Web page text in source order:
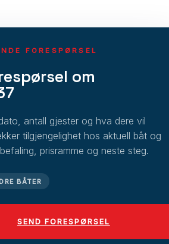
FORESPØRSEL
om
antall gjester og hva dere vil
tilgjengelighet hos aktuell båt og
prisramme og neste steg.
BÅTER
SEND FORESPØRSEL